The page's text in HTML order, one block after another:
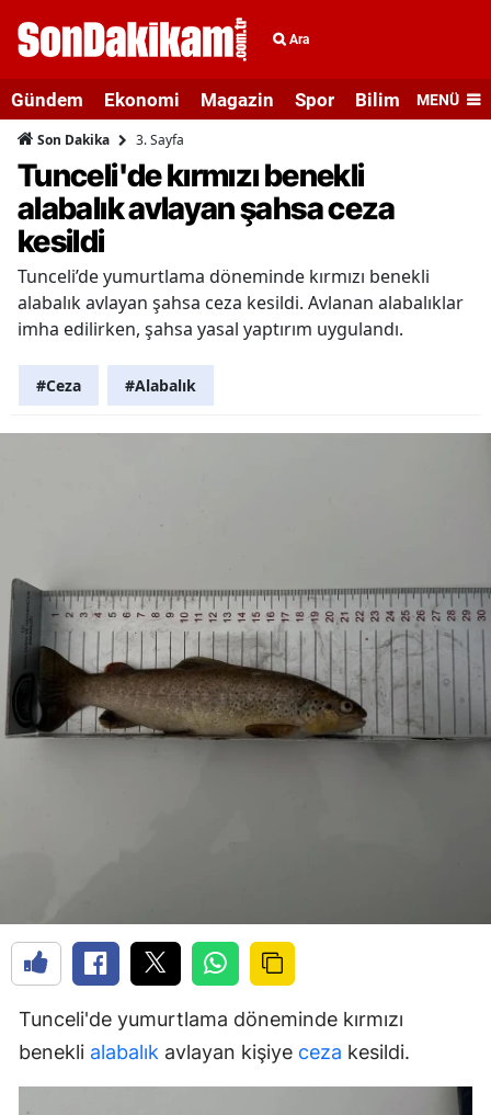
Ara
Gündem Ekonomi Magazin Spor Bilim veMENÜ
Son Dakika 3. Sayfa
Tunceli'de kırmızı benekli
alabalık avlayan şahsa ceza
kesildi
Tunceli’de yumurtlama döneminde kırmızı benekli
alabalık avlayan şahsa ceza kesildi. Avlanan alabalıklar
imha edilirken, şahsa yasal yaptırım uygulandı.
#Ceza #Alabalık
Tunceli'de yumurtlama döneminde kırmızı
benekli alabalık avlayan kişiye ceza kesildi.